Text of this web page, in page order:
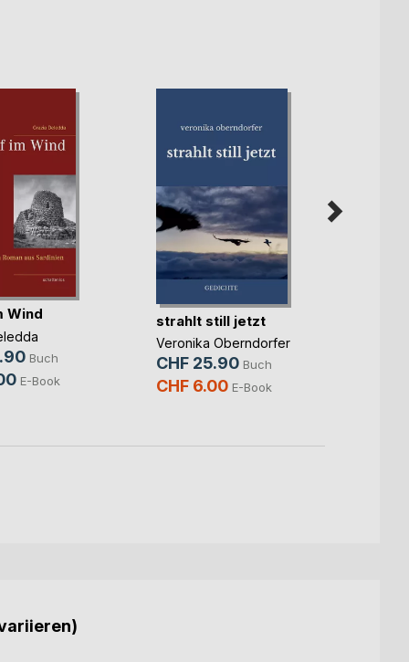
Wind
Buch
E-Book
strahlt still jetzt
Veronika Oberndorfer
CHF 25.90 Buch
CHF 6.00 E-Book